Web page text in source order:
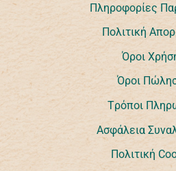
Πληροφορίες
Πολιτική
Όροι
Όροι
Tρόποι
Ασφάλεια
Πολιτική